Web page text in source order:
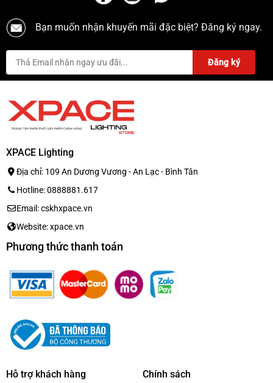
Bạn muốn nhận khuyến mãi đặc biệt? Đăng ký ngay.
XPACE Lighting
Địa chỉ: 109 An Dương Vương - An Lạc - Bình Tân
Hotline: 0888881.617
Email: cskhxpace.vn
Website: xpace.vn
Phương thức thanh toán
Hỗ trợ khách hàng Chính sách